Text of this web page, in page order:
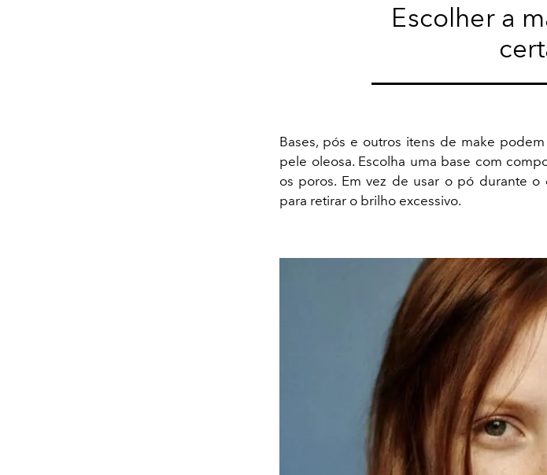
Escolher a
Bases, pós e outros itens de make
pele oleosa. Escolha uma base com
os poros. Em vez de usar o pó durante o
para retirar o brilho excessivo.